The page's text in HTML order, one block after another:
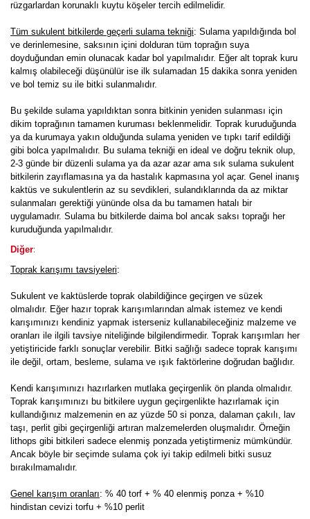
rüzgarlardan korunaklı kuytu köşeler tercih edilmelidir.
Tüm sukulent bitkilerde geçerli sulama tekniği: Sulama yapıldığında bol
ve derinlemesine, saksının içini dolduran tüm toprağın suya
doyduğundan emin olunacak kadar bol yapılmalıdır. Eğer alt toprak kuru
kalmış olabileceği düşünülür ise ilk sulamadan 15 dakika sonra yeniden
ve bol temiz su ile bitki sulanmalıdır.
Bu şekilde sulama yapıldıktan sonra bitkinin yeniden sulanması için
dikim toprağının tamamen kuruması beklenmelidir. Toprak kuruduğunda
ya da kurumaya yakın olduğunda sulama yeniden ve tıpkı tarif edildiği
gibi bolca yapılmalıdır. Bu sulama tekniği en ideal ve doğru teknik olup,
2-3 günde bir düzenli sulama ya da azar azar ama sık sulama sukulent
bitkilerin zayıflamasına ya da hastalık kapmasına yol açar. Genel inanış
kaktüs ve sukulentlerin az su sevdikleri, sulandıklarında da az miktar
sulanmaları gerektiği yününde olsa da bu tamamen hatalı bir
uygulamadır. Sulama bu bitkilerde daima bol ancak saksı toprağı her
kuruduğunda yapılmalıdır.
Diğer:
Toprak karışımı tavsiyeleri:
Sukulent ve kaktüslerde toprak olabildiğince geçirgen ve süzek
olmalıdır. Eğer hazır toprak karışımlarından almak istemez ve kendi
karışımınızı kendiniz yapmak isterseniz kullanabileceğiniz malzeme ve
oranları ile ilgili tavsiye niteliğinde bilgilendirmedir. Toprak karışımları her
yetiştiricide farklı sonuçlar verebilir. Bitki sağlığı sadece toprak karışımı
ile değil, ortam, besleme, sulama ve ışık faktörlerine doğrudan bağlıdır.
Kendi karışımınızı hazırlarken mutlaka geçirgenlik ön planda olmalıdır.
Toprak karışımınızı bu bitkilere uygun geçirgenlikte hazırlamak için
kullandığınız malzemenin en az yüzde 50 si ponza, dalaman çakılı, lav
taşı, perlit gibi geçirgenliği artıran malzemelerden oluşmalıdır. Örneğin
lithops gibi bitkileri sadece elenmiş ponzada yetiştirmeniz mümkündür.
Ancak böyle bir seçimde sulama çok iyi takip edilmeli bitki susuz
bırakılmamalıdır.
Genel karışım oranları: % 40 torf + % 40 elenmiş ponza + %10
hindistan cevizi torfu + %10 perlit